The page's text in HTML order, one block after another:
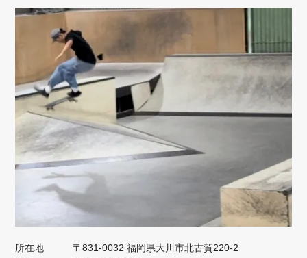
所在地
〒831-0032 福岡県大川市北古賀220-2